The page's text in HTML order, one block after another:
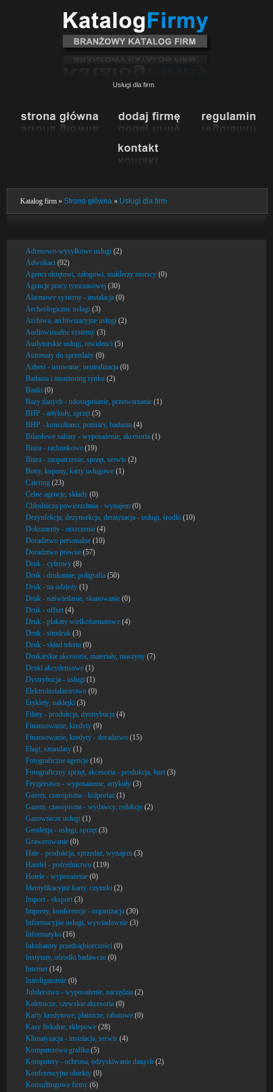
Usługi dla firm
Katalog firm »Strona główna » Usługi dla firm
Adresowo-wysyłkowe usługi (2)
Adwokaci (92)
Agenci okrętowi, załogowi, maklerzy morscy (0)
Agencje pracy tymczasowej (30)
Alarmowe systemy - instalacja (0)
Archeologiczne usługi (3)
Archiwa, archiwizacyjne usługi (2)
Audiowizualne systemy (3)
Audytorskie usługi, rewidenci (5)
Automaty do sprzedaży (0)
Azbest - usuwanie, neutralizacja (0)
Badania i monitoring rynku (2)
Banki (0)
Bazy danych - udostępnianie, przetwarzanie (1)
BHP - artykuły, sprzęt (5)
BHP - konsultanci, pomiary, badania (4)
Bilardowe salony - wyposażenie, akcesoria (1)
Biura - rachunkowe (19)
Biura - zaopatrzenie, sprzęt, serwis (2)
Bony, kupony, karty usługowe (1)
Catering (23)
Celne agencje, składy (0)
Chłodnicza powierzchnia - wynajem (0)
Dezynfekcja, dezynsekcja, deratyzacja - usługi, środki (10)
Dokumenty - niszczenie (4)
Doradztwo personalne (10)
Doradztwo prawne (57)
Druk - cyfrowy (8)
Druk - drukarnie, poligrafia (50)
Druk - na odzieży (1)
Druk - naświetlanie, skanowanie (0)
Druk - offset (4)
Druk - plakaty wielkoformatowe (4)
Druk - sitodruk (3)
Druk - skład tekstu (0)
Drukarskie akcesoria, materiały, maszyny (7)
Druki akcydensowe (1)
Dystrybucja - usługi (1)
Elektroinstalatorstwo (0)
Etykiety, naklejki (3)
Filmy - produkcja, dystrybucja (4)
Finansowanie, kredyty (9)
Finansowanie, kredyty - doradztwo (15)
Flagi, sztandary (1)
Fotograficzne agencje (16)
Fotograficzny sprzęt, akcesoria - produkcja, hurt (3)
Fryzjerstwo - wyposażenie, artykuły (3)
Gazety, czasopisma - kolportaż (1)
Gazety, czasopisma - wydawcy, redakcje (2)
Gazownicze usługi (1)
Geodezja - usługi, sprzęt (3)
Grawerowanie (0)
Hale - produkcja, sprzedaż, wynajem (3)
Handel - pośrednictwo (119)
Hotele - wyposażenie (0)
Identyfikacyjne karty, czytniki (2)
Import - eksport (3)
Imprezy, konferencje - organizacja (30)
Informacyjne usługi, wywiadownie (3)
Informatyka (16)
Inkubatory przedsiębiorczości (0)
Instytuty, ośrodki badawcze (0)
Internet (14)
Introligatornie (0)
Jubilerstwo - wyposażenie, narzędzia (2)
Kaletnicze, szewskie akcesoria (0)
Karty kredytowe, płatnicze, rabatowe (0)
Kasy fiskalne, sklepowe (28)
Klimatyzacja - instalacja, serwis (4)
Komputerowa grafika (5)
Komputery - ochrona, odzyskiwanie danych (2)
Konferencyjne obiekty (0)
Konsultingowe firmy (6)